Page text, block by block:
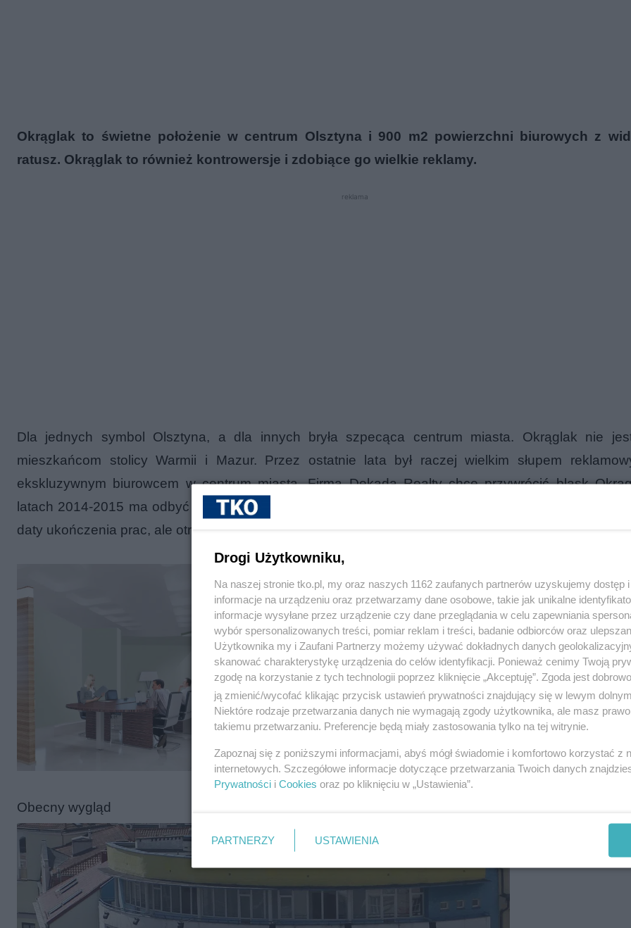
Okrąglak to świetne położenie w centrum Olsztyna i 900 m2 powierzchni biurowych z
ratusz. Okrąglak to również kontrowersje i zdobiące go wielkie reklamy.
reklama
Dla jednych symbol Olsztyna, a dla innych bryła szpecąca centrum miasta. Okrąglak nie
mieszkańcom stolicy Warmii i Mazur. Przez ostatnie lata był raczej wielkim słupem
ekskluzywnym biurowcem w centrum miasta. Firma Dekada Realty chce przywrócić blask
latach 2014-2015 ma odbyć się gruntowny remont budynku. Niestety wykonawca nie podał jeszcze
daty ukończenia prac, ale otrzymaliśmy pierwsze wizualizacje budynku po remoncie.
Obecny wygląd
Drogi Użytkowniku,
Na naszej stronie tko.pl, my oraz naszych 1162 zaufanych partnerów uzyskujemy dostęp
informacje na urządzeniu oraz przetwarzamy dane osobowe, takie jak unikalne
informacje wysyłane przez urządzenie czy dane przeglądania w celu zapewniania
wybór spersonalizowanych treści, pomiar reklam i treści, badanie odbiorców oraz
Użytkownika my i Zaufani Partnerzy możemy używać dokładnych danych
skanować charakterystykę urządzenia do celów identyfikacji. Ponieważ cenimy Twoją
zgodę na korzystanie z tych technologii poprzez kliknięcie „Akceptuję”. Zgoda jest
ją zmienić/wycofać klikając przycisk ustawień prywatności znajdujący się w lewym
Niektóre rodzaje przetwarzania danych nie wymagają zgody użytkownika, ale masz
takiemu przetwarzaniu. Preferencje będą miały zastosowania tylko na tej witrynie.
Zapoznaj się z poniższymi informacjami, abyś mógł świadomie i komfortowo korzystać z
internetowych. Szczegółowe informacje dotyczące przetwarzania Twoich danych
Prywatności i Cookies oraz po kliknięciu w „Ustawienia”.
PARTNERZY USTAWIENIA